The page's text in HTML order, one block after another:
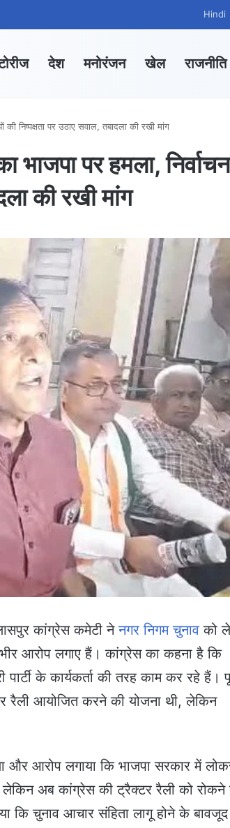
Hindi
देश मनोरंजन खेल राजनीति
निष्पक्षता पर उठाए सवाल, तबादला की रखी मांग
पर हमला, निर्वाचन
की रखी मांग
कांग्रेस कमेटी नेनगर निगम चुनाव को
आरोप लगाए हैं। कांग्रेस का कहना है कि
पार्टी के कार्यकर्ता की तरह काम कर रहे हैं।
रैली आयोजित करने की योजना थी, लेकिन
और आरोप लगाया कि भाजपा सरकार में
लेकिन अब कांग्रेस की ट्रैक्टर रैली को रोकने
कि चुनाव आचार संहिता लागू होने के बावजूद